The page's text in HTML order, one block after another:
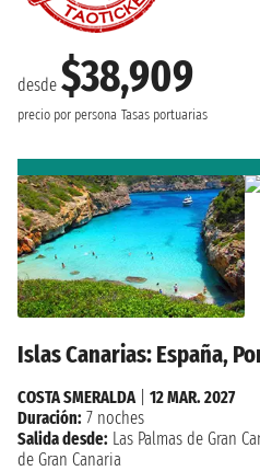
desde $38,909
precio por persona Tasas portuarias
Islas Canarias: España,
COSTA SMERALDA
12 MAR. 2027
Duración: 7 noches
Salida desde: Las Palmas de Gran
de Gran Canaria